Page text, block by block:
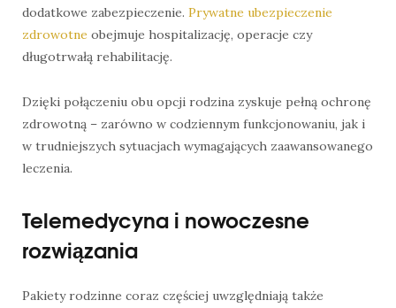
dodatkowe zabezpieczenie. Prywatne ubezpieczenie
zdrowotne obejmuje hospitalizację, operacje czy
długotrwałą rehabilitację.
Dzięki połączeniu obu opcji rodzina zyskuje pełną ochronę
zdrowotną – zarówno w codziennym funkcjonowaniu, jak i
w trudniejszych sytuacjach wymagających zaawansowanego
leczenia.
Telemedycyna i nowoczesne
rozwiązania
Pakiety rodzinne coraz częściej uwzględniają także